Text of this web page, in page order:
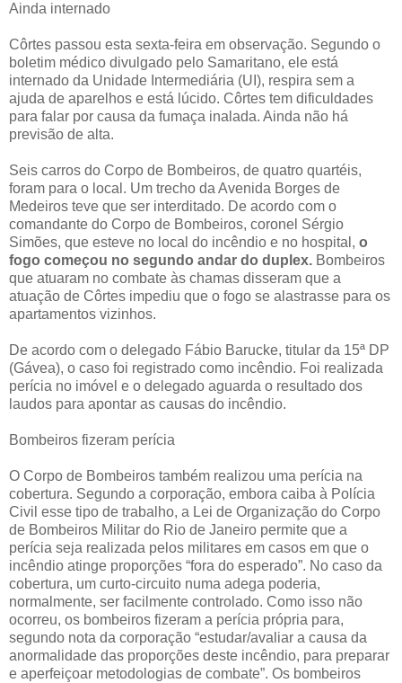
Ainda internado
Côrtes passou esta sexta-feira em observação. Segundo o
boletim médico divulgado pelo Samaritano, ele está
internado da Unidade Intermediária (UI), respira sem a
ajuda de aparelhos e está lúcido. Côrtes tem dificuldades
para falar por causa da fumaça inalada. Ainda não há
previsão de alta.
Seis carros do Corpo de Bombeiros, de quatro quartéis,
foram para o local. Um trecho da Avenida Borges de
Medeiros teve que ser interditado. De acordo com o
comandante do Corpo de Bombeiros, coronel Sérgio
Simões, que esteve no local do incêndio e no hospital, o
fogo começou no segundo andar do duplex. Bombeiros
que atuaram no combate às chamas disseram que a
atuação de Côrtes impediu que o fogo se alastrasse para os
apartamentos vizinhos.
De acordo com o delegado Fábio Barucke, titular da 15ª DP
(Gávea), o caso foi registrado como incêndio. Foi realizada
perícia no imóvel e o delegado aguarda o resultado dos
laudos para apontar as causas do incêndio.
Bombeiros fizeram perícia
O Corpo de Bombeiros também realizou uma perícia na
cobertura. Segundo a corporação, embora caiba à Polícia
Civil esse tipo de trabalho, a Lei de Organização do Corpo
de Bombeiros Militar do Rio de Janeiro permite que a
perícia seja realizada pelos militares em casos em que o
incêndio atinge proporções “fora do esperado”. No caso da
cobertura, um curto-circuito numa adega poderia,
normalmente, ser facilmente controlado. Como isso não
ocorreu, os bombeiros fizeram a perícia própria para,
segundo nota da corporação “estudar/avaliar a causa da
anormalidade das proporções deste incêndio, para preparar
e aperfeiçoar metodologias de combate”. Os bombeiros